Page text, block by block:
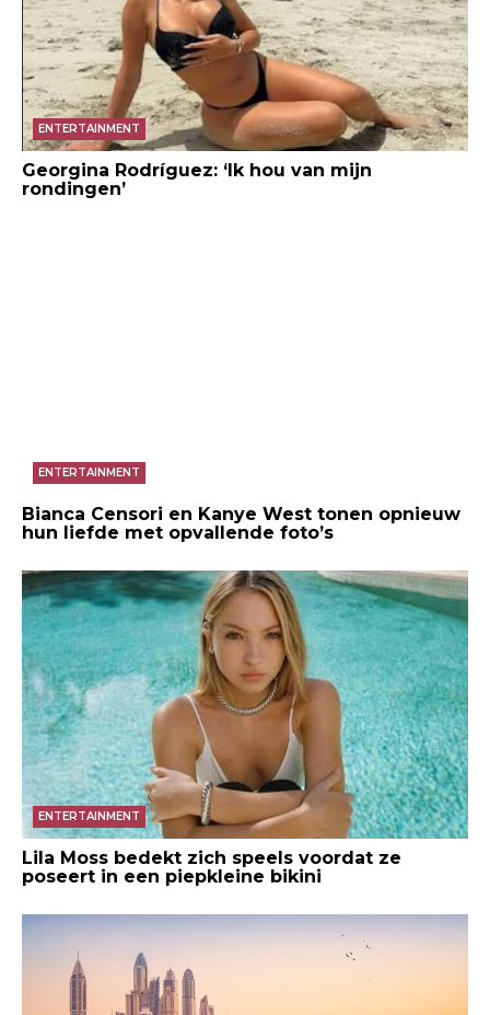
ENTERTAINMENT
Georgina Rodríguez: ‘Ik hou van mijn
rondingen’
ENTERTAINMENT
Bianca Censori en Kanye West tonen opnieuw
hun liefde met opvallende foto’s
ENTERTAINMENT
Lila Moss bedekt zich speels voordat ze
poseert in een piepkleine bikini